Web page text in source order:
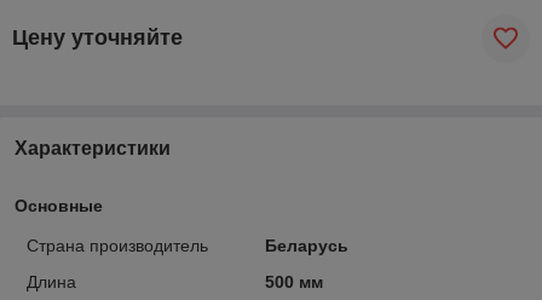
Цену уточняйте
Характеристики
Основные
Страна производитель
Беларусь
Длина
500 мм